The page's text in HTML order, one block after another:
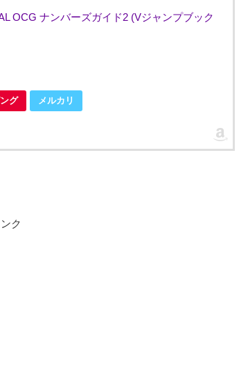
OCG ナンバーズガイド2 (Vジャンプブック
グ メルカリ
ク